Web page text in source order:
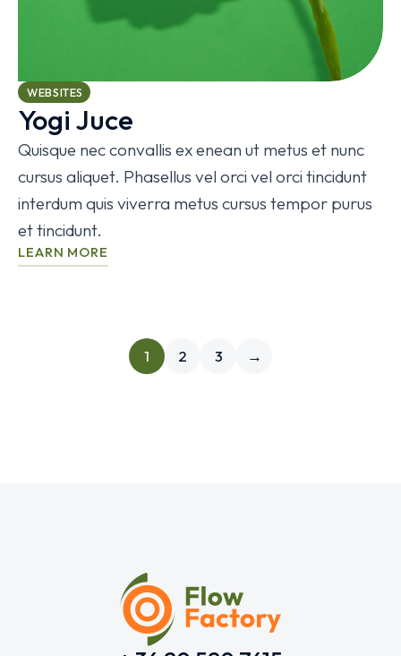
WEBSITES
Yogi Juce
Quisque nec convallis ex enean ut metus et nunc
cursus aliquet. Phasellus vel orci vel orci tincidunt
interdum quis viverra metus cursus tempor purus
et tincidunt.
LEARN MORE
1 2 3 →